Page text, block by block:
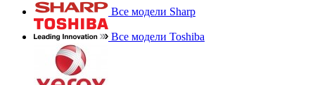
Все модели Sharp
Все модели Toshiba